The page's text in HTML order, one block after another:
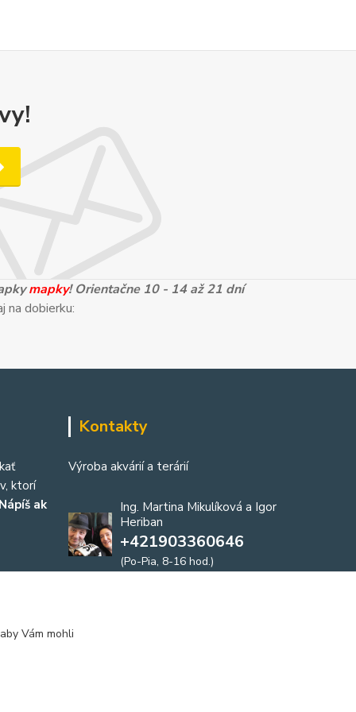
mapky! Orientačne 10 - 14 až 21 dní
na dobierku:
ktorí
Nápíš ak
Kontakty
Výroba akvárií a terárií
Ing. Martina Mikulíková a Igor
Heriban
+421903360646
(Po-Pia, 8-16 hod.)
Vám mohli